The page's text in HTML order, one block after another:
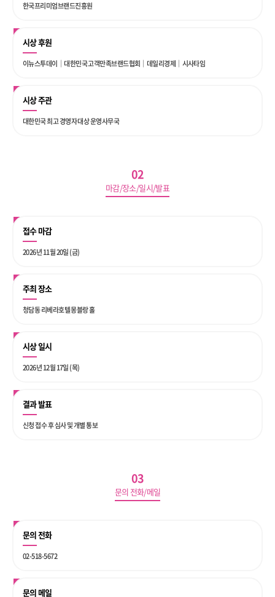
한국프리미엄브랜드진흥원
시상 후원
이뉴스투데이｜대한민국 고객만족브랜드협회｜데일리경제｜시사타임
시상 주관
대한민국 최고 경영자 대상 운영사무국
02
마감/장소/일시/발표
접수 마감
2026년 11월 20일 (금)
주최 장소
청담동 리베라호텔 몽블랑 홀
시상 일시
2026년 12월 17일 (목)
결과 발표
신청 접수 후 심사 및 개별 통보
03
문의 전화/메일
문의 전화
02-518-5672
문의 메일